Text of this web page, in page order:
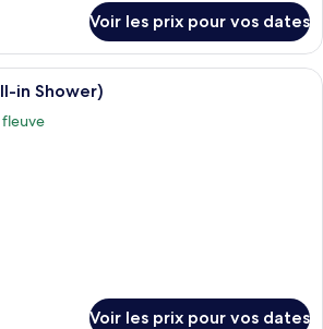
Voir les prix pour vos dates
Une petite cuisine équipée d’un four
in Shower)
fleuve
Voir les prix pour vos dates